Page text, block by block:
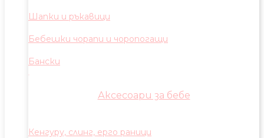
Шапки и ръкавици
Бебешки чорапи и чоропогащи
Бански
Аксесоари за бебе
Кенгуру, слинг, ерго раници